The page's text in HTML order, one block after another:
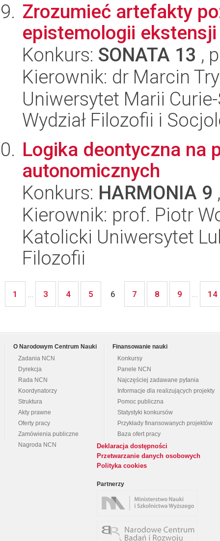
Zrozumieć artefakty
epistemologii ekstensji
Konkurs: SONATA 13 ,
Kierownik: dr Marcin
Uniwersytet Marii
Wydział Filozofii i
Logika deontyczna na
autonomicznych
Konkurs: HARMONIA 9
Kierownik: prof. Piotr
Katolicki Uniwersytet
Filozofii
1 ... 3 4 5 6 7 8 9 ... 14
O Narodowym Centrum Nauki
Zadania NCN
Dyrekcja
Rada NCN
Koordynatorzy
Struktura
Akty prawne
Oferty pracy
Zamówienia publiczne
Nagroda NCN
Finansowanie nauki
Konkursy
Panele NCN
Najczęściej zadawane pytania
Informacje dla realizujących projekty
Pomoc publiczna
Statystyki konkursów
Przykłady finansowanych projektów
Baza ofert pracy
Deklaracja dostępności
Przetwarzanie danych osobowych
Polityka cookies
Partnerzy